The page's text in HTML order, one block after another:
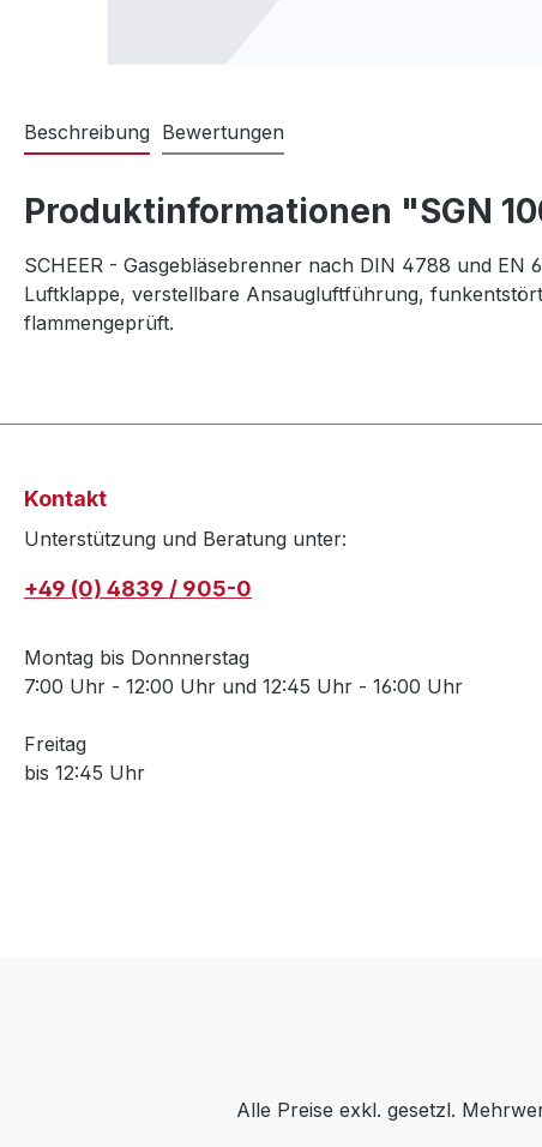
Beschreibung Bewertungen
Produktinformationen "SGN
SCHEER - Gasgebläsebrenner nach DIN 4788 und EN
Luftklappe, verstellbare Ansaugluftführung,
flammengeprüft.
Kontakt
Unterstützung und Beratung unter:
+49 (0) 4839 / 905-0
Montag bis Donnnerstag
7:00 Uhr - 12:00 Uhr und 12:45 Uhr - 16:00 Uhr
Freitag
bis 12:45 Uhr
Alle Preise exkl. gesetzl.